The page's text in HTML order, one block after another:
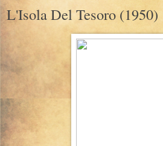
L'Isola Del Tesoro (1950)